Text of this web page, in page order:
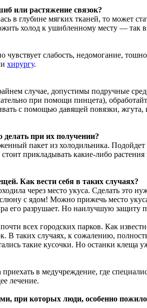
или растяжение связок?
в глубине мягких тканей, то может
холод к ушибленному месту — так
слабость, недомогание,
хирургу.
случае, допустимы подручные
при помощи пинцета),
с помощью давящей повязки,
делать при их получении?
пакет из холодильника.
прикладывать какие-либо
Как вести себя в таких случаях?
через место укуса. Сделать это
с ядом! Можно прижечь место укуса -
его разрушает. Но наилучшую защиту
всех городских парков. Как
таких случаях, к сожалению,
такие кусочки. Но останки
в медучреждение, где
лечение.
при которых люди, особенно